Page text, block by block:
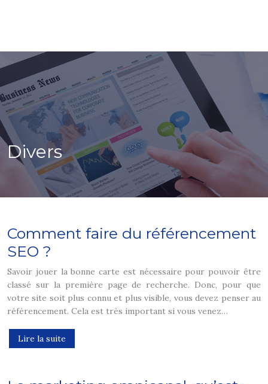
Divers
Comment faire du référencement
SEO ?
Savoir jouer la bonne carte est nécessaire pour pouvoir être
classé sur la première page de recherche. Donc, pour que
votre site soit plus connu et plus visible, vous devez penser au
référencement. Cela est très important si vous venez…
Lire la suite